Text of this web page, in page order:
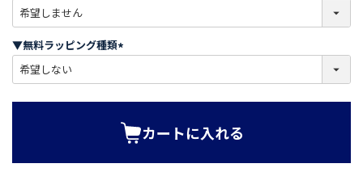
必
須
)
▼無料ラッピング種類
必
カートに入れる